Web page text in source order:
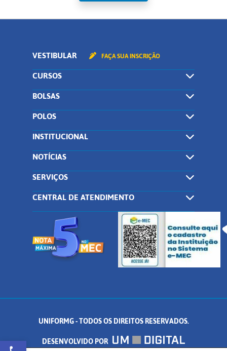
Abrir a barra de ferramentas
VESTIBULAR FAÇA SUA INSCRIÇÃO
CURSOS
BOLSAS
POLOS
INSTITUCIONAL
NOTÍCIAS
SERVIÇOS
CENTRAL DE ATENDIMENTO
UNIFORMG - TODOS OS DIREITOS RESERVADOS.
DESENVOLVIDO POR